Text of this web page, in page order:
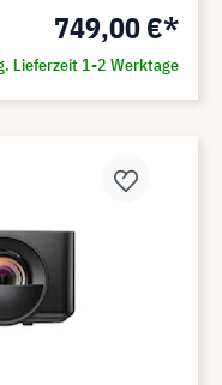
749,00 €*
Lieferzeit 1-2 Werktage